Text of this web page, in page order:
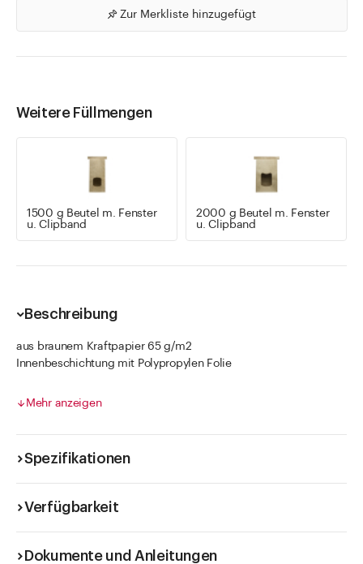
Zur Merkliste hinzugefügt
Weitere Füllmengen
1500 g Beutel m. Fenster
u. Clipband
2000 g Beutel m. Fenster
u. Clipband
Beschreibung
aus braunem Kraftpapier 65 g/m2
Innenbeschichtung mit Polypropylen Folie
Die Füllmenge hängt vom spezifischen Gewicht des Füllgutes
Mehr anzeigen
Spezifikationen
Verfügbarkeit
Dokumente und Anleitungen